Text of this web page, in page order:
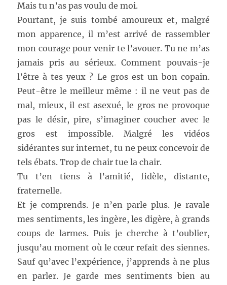
Mais tu n’as pas voulu de moi.
Pourtant, je suis tombé amoureux et, malgré
mon apparence, il m’est arrivé de rassembler
mon courage pour venir te l’avouer. Tu ne m’as
jamais pris au sérieux. Comment pouvais-je
l’être à tes yeux ? Le gros est un bon copain.
Peut-être le meilleur même : il ne veut pas de
mal, mieux, il est asexué, le gros ne provoque
pas le désir, pire, s’imaginer coucher avec le
gros est impossible. Malgré les vidéos
sidérantes sur internet, tu ne peux concevoir de
tels ébats. Trop de chair tue la chair.
Tu t’en tiens à l’amitié, fidèle, distante,
fraternelle.
Et je comprends. Je n’en parle plus. Je ravale
mes sentiments, les ingère, les digère, à grands
coups de larmes. Puis je cherche à t’oublier,
jusqu’au moment où le cœur refait des siennes.
Sauf qu’avec l’expérience, j’apprends à ne plus
en parler. Je garde mes sentiments bien au